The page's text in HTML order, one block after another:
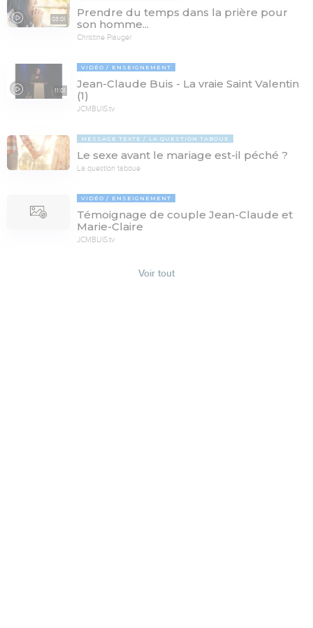
03:01
Prendre du temps dans la prière pour
son homme...
Christine Piauger
11:01
VIDÉO ENSEIGNEMENT
Jean-Claude Buis - La vraie Saint Valentin
(1)
JCMBUIS.tv
MESSAGE TEXTE LA QUESTION TABOUE
Le sexe avant le mariage est-il péché ?
La question taboue
VIDÉO ENSEIGNEMENT
Témoignage de couple Jean-Claude et
Marie-Claire
JCMBUIS.tv
Voir tout